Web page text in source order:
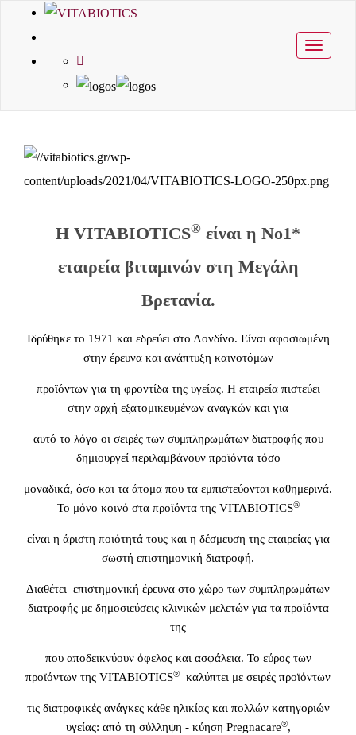
Toggle
Η VITABIOTICS® είναι η Νο1*
εταιρεία βιταμινών στη Μεγάλη
Βρετανία.
Ιδρύθηκε το 1971 και εδρεύει στο Λονδίνο. Είναι αφοσιωμένη
στην έρευνα και ανάπτυξη καινοτόμων
προϊόντων για τη φροντίδα της υγείας. Η εταιρεία πιστεύει
στην αρχή εξατομικευμένων αναγκών και για
αυτό το λόγο οι σειρές των συμπληρωμάτων διατροφής που
δημιουργεί περιλαμβάνουν προϊόντα τόσο
μοναδικά, όσο και τα άτομα που τα εμπιστεύονται καθημερινά.
Το μόνο κοινό στα προϊόντα της VITABIOTICS®
είναι η άριστη ποιότητά τους και η δέσμευση της εταιρείας για
σωστή επιστημονική διατροφή.
Διαθέτει επιστημονική έρευνα στο χώρο των συμπληρωμάτων
διατροφής με δημοσιεύσεις κλινικών μελετών για τα προϊόντα
της
που αποδεικνύουν όφελος και ασφάλεια. Το εύρος των
προϊόντων της VITABIOTICS® καλύπτει με σειρές προϊόντων
τις διατροφικές ανάγκες κάθε ηλικίας και πολλών κατηγοριών
υγείας: από τη σύλληψη - κύηση Pregnacare®,